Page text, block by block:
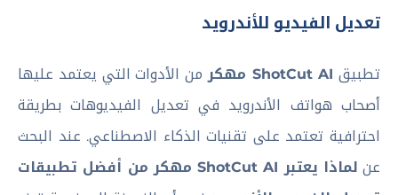
تعديل الفيديو للأندرويد
تطبيق ShotCut AI مهكر
من الأدوات التي يعتمد عليها
أصحاب هواتف الأندرويد في تعديل الفيديوهات بطريقة
احترافية تعتمد على تقنيات الذكاء الاصطناعي. عند البحث
عن
لماذا يعتبر ShotCut AI مهكر من أفضل تطبيقات